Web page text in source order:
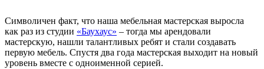
Символичен факт, что наша мебельная мастерская выросла
как раз из студии «Баухаус» – тогда мы арендовали
мастерскую, нашли талантливых ребят и стали создавать
первую мебель. Спустя два года мастерская выходит на новый
уровень вместе с одноименной серией.